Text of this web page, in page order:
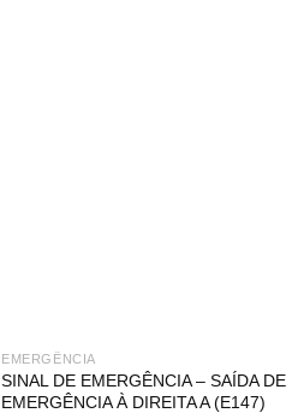
EMERGÊNCIA
SINAL DE EMERGÊNCIA – SAÍDA DE
EMERGÊNCIA À DIREITA A (E147)